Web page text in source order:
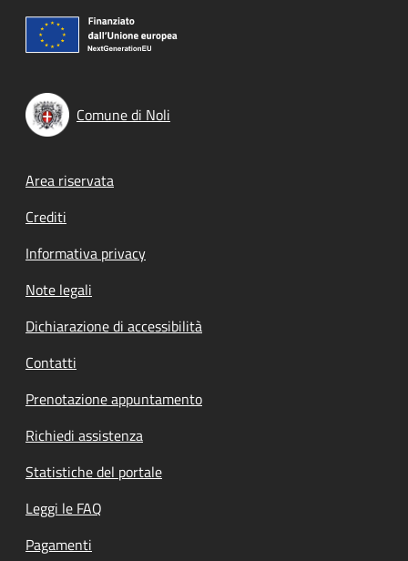
Comune di Noli
Footer menu
Area riservata
Crediti
Informativa privacy
Note legali
Dichiarazione di accessibilità
Contatti
Prenotazione appuntamento
Richiedi assistenza
Statistiche del portale
Leggi le FAQ
Pagamenti